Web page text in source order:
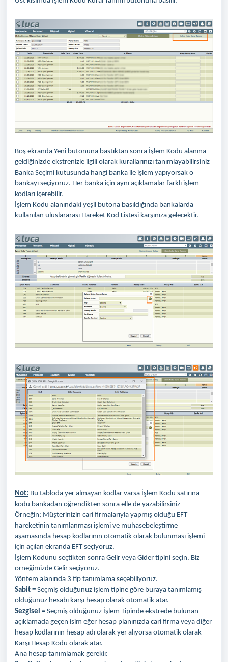
Boş ekranda Yeni butonuna bastıktan sonra İşlem Kodu alanına
geldiğinizde ekstrenizle ilgili olarak kurallarınızı tanımlayabilirsiniz
Banka Seçimi kutusunda hangi banka ile işlem yapıyorsak o
bankayı seçiyoruz. Her banka için aynı açıklamalar farklı işlem
kodları içerebilir.
İşlem Kodu alanındaki yeşil butona basıldığında bankalarda
kullanılan uluslararası Hareket Kod Listesi karşınıza gelecektir.
Not: Bu tabloda yer almayan kodlar varsa İşlem Kodu satırına
kodu bankadan öğrendikten sonra elle de yazabilirsiniz
Örneğin; Müşterinizin cari firmalarıyla yapmış olduğu EFT
hareketinin tanımlanması işlemi ve muhasebeleştirme
aşamasında hesap kodlarının otomatik olarak bulunması işlemi
için açılan ekranda EFT seçiyoruz.
İşlem Kodunu seçtikten sonra Gelir veya Gider tipini seçin. Biz
örneğimizde Gelir seçiyoruz.
Yöntem alanında 3 tip tanımlama seçebiliyoruz.
Sabit = Seçmiş olduğunuz işlem tipine göre buraya tanımlamış
olduğunuz hesabı karşı hesap olarak otomatik atar.
Sezgisel = Seçmiş olduğunuz İşlem Tipinde ekstrede bulunan
açıklamada geçen isim eğer hesap planınızda cari firma veya diğer
hesap kodlarının hesap adı olarak yer alıyorsa otomatik olarak
Karşı Hesap Kodu olarak atar.
Ana hesap tanımlamak gerekir.